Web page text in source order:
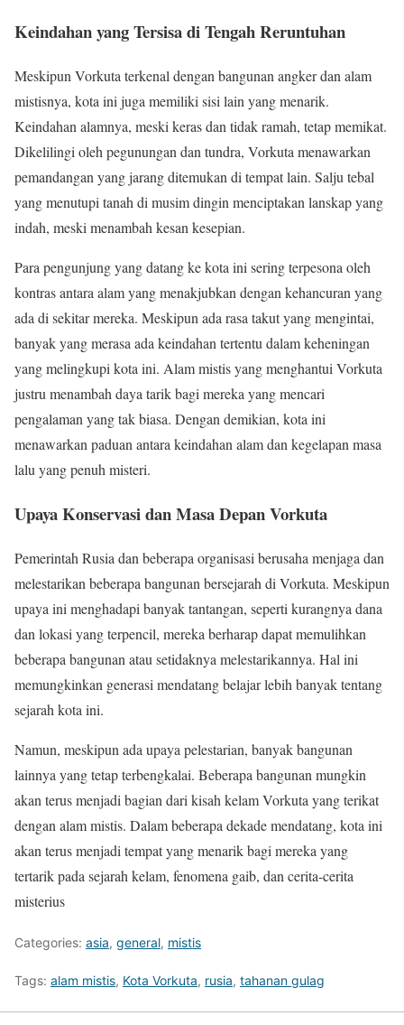
Keindahan yang Tersisa di Tengah Reruntuhan
Meskipun Vorkuta terkenal dengan bangunan angker dan alam
mistisnya, kota ini juga memiliki sisi lain yang menarik.
Keindahan alamnya, meski keras dan tidak ramah, tetap memikat.
Dikelilingi oleh pegunungan dan tundra, Vorkuta menawarkan
pemandangan yang jarang ditemukan di tempat lain. Salju tebal
yang menutupi tanah di musim dingin menciptakan lanskap yang
indah, meski menambah kesan kesepian.
Para pengunjung yang datang ke kota ini sering terpesona oleh
kontras antara alam yang menakjubkan dengan kehancuran yang
ada di sekitar mereka. Meskipun ada rasa takut yang mengintai,
banyak yang merasa ada keindahan tertentu dalam keheningan
yang melingkupi kota ini. Alam mistis yang menghantui Vorkuta
justru menambah daya tarik bagi mereka yang mencari
pengalaman yang tak biasa. Dengan demikian, kota ini
menawarkan paduan antara keindahan alam dan kegelapan masa
lalu yang penuh misteri.
Upaya Konservasi dan Masa Depan Vorkuta
Pemerintah Rusia dan beberapa organisasi berusaha menjaga dan
melestarikan beberapa bangunan bersejarah di Vorkuta. Meskipun
upaya ini menghadapi banyak tantangan, seperti kurangnya dana
dan lokasi yang terpencil, mereka berharap dapat memulihkan
beberapa bangunan atau setidaknya melestarikannya. Hal ini
memungkinkan generasi mendatang belajar lebih banyak tentang
sejarah kota ini.
Namun, meskipun ada upaya pelestarian, banyak bangunan
lainnya yang tetap terbengkalai. Beberapa bangunan mungkin
akan terus menjadi bagian dari kisah kelam Vorkuta yang terikat
dengan alam mistis. Dalam beberapa dekade mendatang, kota ini
akan terus menjadi tempat yang menarik bagi mereka yang
tertarik pada sejarah kelam, fenomena gaib, dan cerita-cerita
misterius
Categories: asia, general, mistis
Tags: alam mistis, Kota Vorkuta, rusia, tahanan gulag